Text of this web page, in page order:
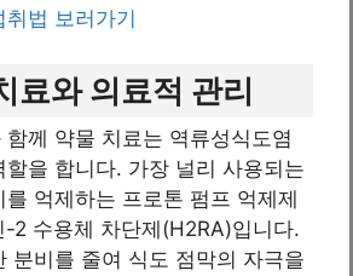
법 보러가기
료와 의료적 관리
께 약물 치료는 역류성식도염
할을 합니다. 가장 널리 사용되는
억제하는 프로톤 펌프 억제제
-2 수용체 차단제(H2RA)입니다.
분비를 줄여 식도 점막의 자극을